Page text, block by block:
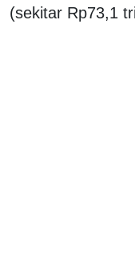
(sekitar Rp73,1